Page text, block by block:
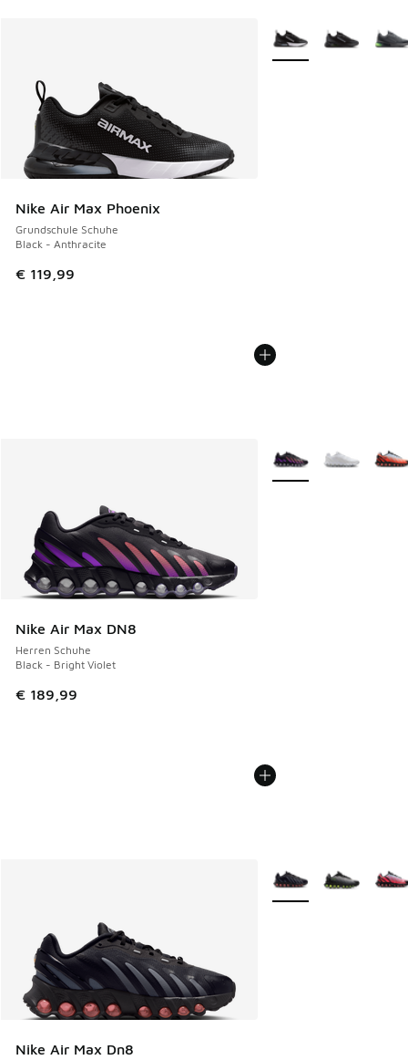
Nike Air Max Phoenix
Grundschule Schuhe
Black - Anthracite
€ 119,99
Weitere Farben
Nike Air Max DN8
Herren Schuhe
Black - Bright Violet
€ 189,99
Weitere Farben
Nike Air Max Dn8
Weitere Farben